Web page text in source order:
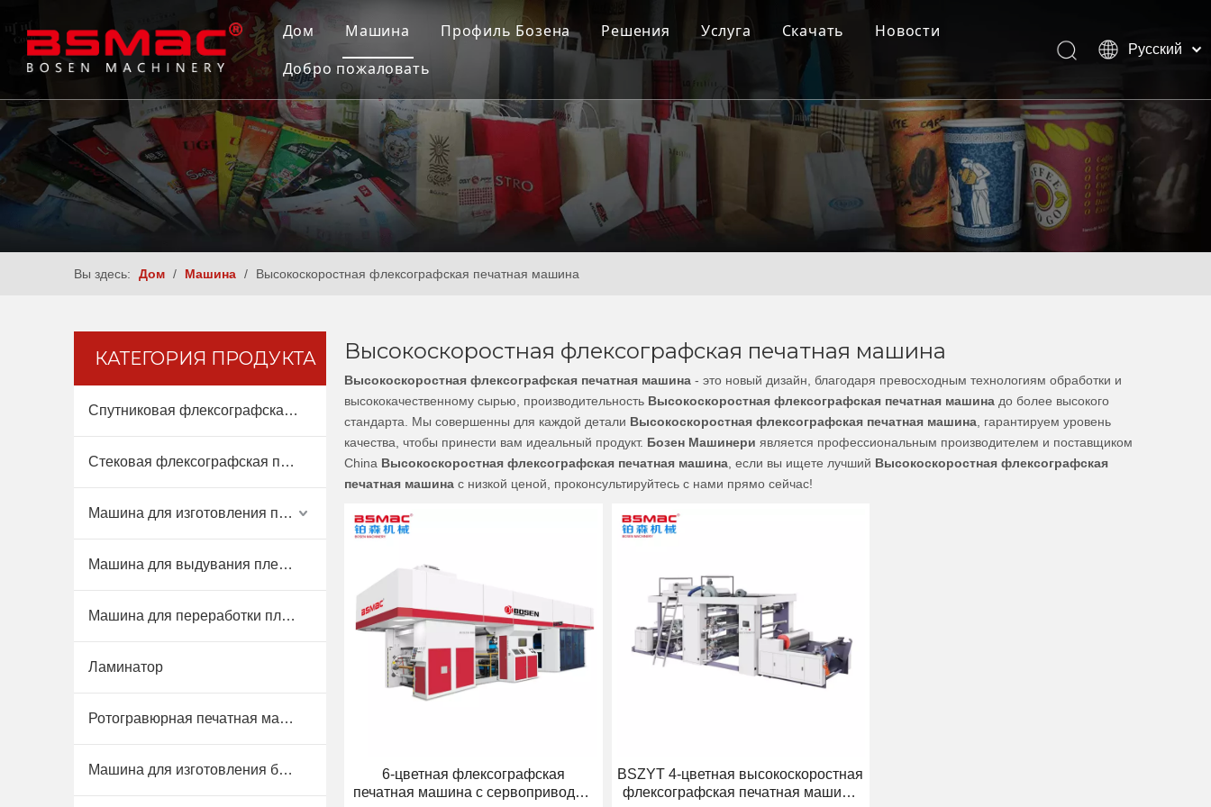
Дом Машина
Спутниковая флексографская печатная машина
Машина для изготовления пластиковых пакетов
Машина для изготовления бумажных пакетов
Машина для выдувания пленки
Машина для продольной резки и перемотки
Сопутствующие продукты
Профиль Бозена
Мастерская Бозена
Голос клиентов
Решения Услуга Скачать Новости
Выставка
Острые мысли
Добро пожаловать
Pусский
العربية
Français
Türk dili
Вы здесь: Дом / Машина / Высокоскоростная флексографская печатная машина
КАТЕГОРИЯ ПРОДУКТА
Спутниковая флексографская печатная машина
Стековая флексографская печатная машина
Машина для изготовления пластиковых пакетов
Машина для выдувания пленки
Машина для переработки пластика
Ламинатор
Ротогравюрная печатная машина
Машина для изготовления бумажных пакетов
Высокоскоростная флексографская печатная машина
Высокоскоростная флексографская печатная машина - это новый дизайн, благодаря превосходным технологиям обработки и
высококачественному сырью, производительность Высокоскоростная флексографская печатная машина до более высокого
стандарта. Мы совершенны для каждой детали Высокоскоростная флексографская печатная машина , гарантируем уровень
качества, чтобы принести вам идеальный продукт. Бозен Машинери является профессиональным производителем и поставщиком
China Высокоскоростная флексографская печатная машина , если вы ищете лучший Высокоскоростная флексографская
печатная машина с низкой ценой, проконсультируйтесь с нами прямо сейчас!
6-цветная флексографская
печатная машина с сервоприводом
BSZYT 4-цветная высокоскоростная
флексографская печатная машина